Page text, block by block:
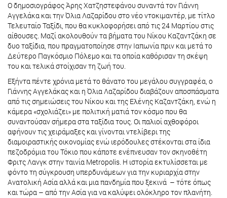
Ο δημοσιογράφος Άρης Χατζηστεφάνου συναντά τον Γιάννη
Αγγελάκα και την Όλια Λαζαρίδου στο νέο ντοκιμαντέρ, με τίτλο
Τελευταίο Ταξίδι, που θα κυκλοφορήσει από τις 24 Μαρτίου στις
αίθουσες. Μαζί ακολουθούν τα βήματα του Νίκου Καζαντζάκη σε
δυο ταξίδια, που πραγματοποίησε στην Ιαπωνία πριν και μετά το
Δεύτερο Παγκόσμιο Πόλεμο και τα οποία καθόρισαν τη σκέψη
του και τελικά στοίχισαν τη ζωή του.
Εξήντα πέντε χρόνια μετά το θάνατο του μεγάλου συγγραφέα, ο
Γιάννης Αγγελάκας και η Όλια Λαζαρίδου διαβάζουν αποσπάσματα
από τις σημειώσεις του Νίκου και της Ελένης Καζαντζάκη, ενώ η
κάμερα «σχολιάζει» με πολιτική ματιά τον κόσμο που θα
συναντούσαν σήμερα στα ταξίδια τους. Οι παλιοί αχθοφόροι
αφήνουν τις χειράμαξες και γίνονται ντελίβερι της
διαμοιραστικής οικονομίας ενώ ιερόδουλες στέκονται στα ίδια
πεζοδρόμια του Τόκιο που κάποτε ενέπνευσαν τον σκηνοθέτη
Φριτς Λανγκ στην ταινία Metropolis. Η ιστορία εκτυλίσσεται με
φόντο τη σύγκρουση υπερδυνάμεων για την κυριαρχία στην
Ανατολική Ασία αλλά και μια πανδημία που ξεκινά – τότε όπως
και τώρα – από την Ασία για να καλύψει ολόκληρο τον πλανήτη.